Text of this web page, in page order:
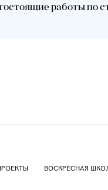
работы по
ВОСКРЕСНАЯ